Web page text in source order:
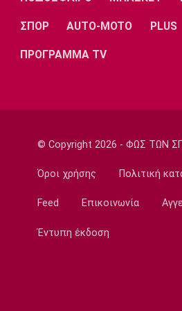
FIFA: Η «συγγνώμη» προς
Παρασκήνιο
μουσική του Τσάρλι
Ο Γουόκερ επέστρεψε
ΣΠΟΡ AUTO-MOTO PLUS
ΠΡΟΓΡΑΜΜΑ TV
© Copyright 2026 - ΦΩΣ ΤΩΝ
Όροι χρήσης Πολιτική
Feed Επικοινωνία
Έντυπη έκδοση